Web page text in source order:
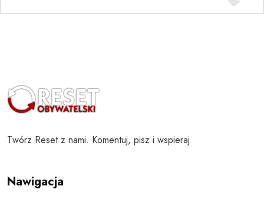
Twórz Reset z nami. Komentuj, pisz i wspieraj
Nawigacja